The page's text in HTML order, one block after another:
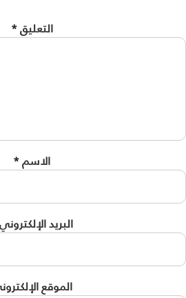
التعليق*
الاسم*
البريد الإلكتروني*
الموقع الإلكتروني